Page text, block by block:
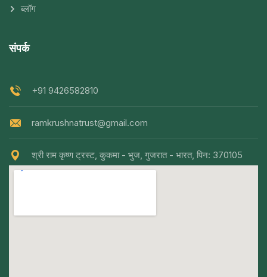
ब्लॉग
संपर्क
+91 9426582810
ramkrushnatrust@gmail.com
श्री राम कृष्ण ट्रस्ट, कुकमा - भुज, गुजरात - भारत, पिन: 370105